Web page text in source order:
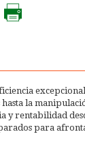
la
y rentabilidad
para